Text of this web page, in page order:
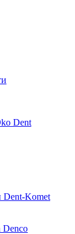
Dent
Dent-Komet
Denco